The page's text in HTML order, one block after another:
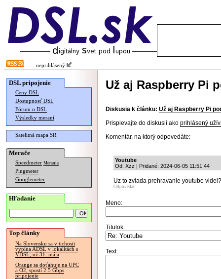
neprihlásený
DSL pripojenie
Ceny DSL
Dostupnosť DSL
Fórum o DSL
Výsledky meraní
Satelitná mapa SR
Merače
Speedmeter Merania
Pingmeter
Googlemeter
Hľadanie
Top články
Na Slovensku sa v tichosti
vypína ADSL v lokalitách s
VDSL, už 31. mája
Orange sa doťahuje na UPC
a O2, spustí 2.5 Gbps
pripojenie
Už aj Raspberry Pi
Diskusia k článku: Už aj Raspberry Pi
Prispievajte do diskusií ako prihlásený
Komentár, na ktorý odpovedáte:
Youtube
Od: Xzz | Pridané: 2024-06-05 11:51:44
Uz to zvlada prehravanie youtube videi?
Odpovedať
Meno:
Titulok:
Text: